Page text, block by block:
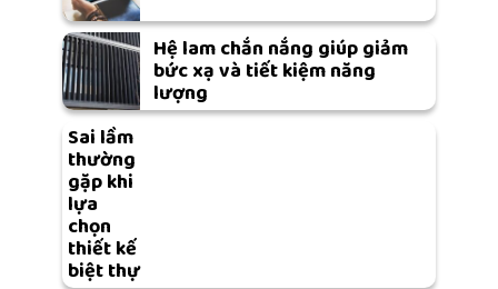
Hệ lam chắn nắng giúp giảm
bức xạ và tiết kiệm năng
lượng
Sai lầm
thường
gặp khi
lựa
chọn
thiết kế
biệt thự